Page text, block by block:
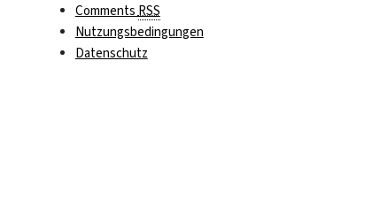
CommentsRSS
Nutzungsbedingungen
Datenschutz